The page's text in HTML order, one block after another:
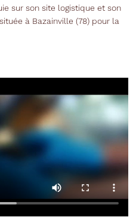
sur son site logistique et son
à Bazainville (78) pour la